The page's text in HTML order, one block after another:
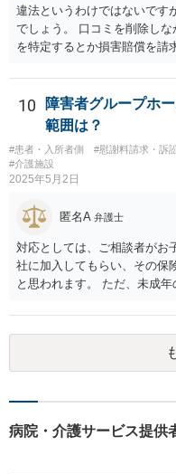
違法というわけではないです
でしょう。 口コミを削除し
を特定するとか損害賠償を請
10
障害者グループホ
範囲は？
#患者・入所者側 #慰謝料請求・訴
#介護施設
2025年5月2日
匿名A 弁護士
対応としては、ご相談者がお
社に加入してもらい、その保
と思われます。 ただ、未成
かは少し調べてみてはいかが
要支援者自身が自立して生活
とした支援システムなので、
が発生するたびに運営会社が
がよく、むしろ職員を増やし
病院・介護サービス提供